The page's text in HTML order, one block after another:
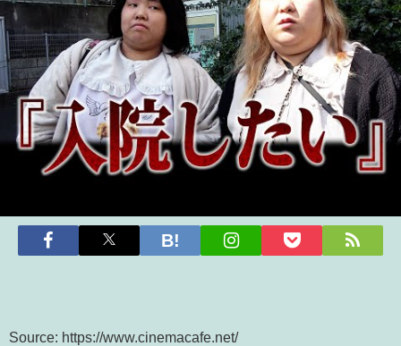
Source: https://www.cinemacafe.net/